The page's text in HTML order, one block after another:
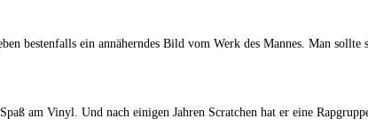
bes­ten­falls ein annä­hern­des Bild vom Werk des Man­nes. Man soll­te
am Vinyl. Und nach eini­gen Jah­ren Scrat­chen hat er eine